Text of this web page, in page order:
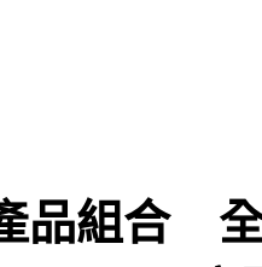
品組合